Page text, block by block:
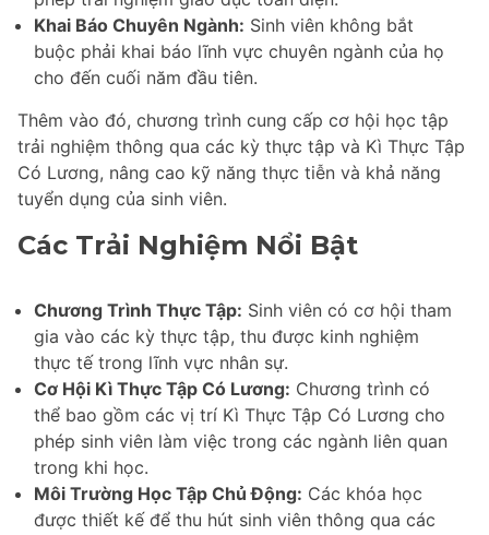
Khai Báo Chuyên Ngành: Sinh viên không bắt
buộc phải khai báo lĩnh vực chuyên ngành của họ
cho đến cuối năm đầu tiên.
Thêm vào đó, chương trình cung cấp cơ hội học tập
trải nghiệm thông qua các kỳ thực tập và Kì Thực Tập
Có Lương, nâng cao kỹ năng thực tiễn và khả năng
tuyển dụng của sinh viên.
Các Trải Nghiệm Nổi Bật
Chương Trình Thực Tập: Sinh viên có cơ hội tham
gia vào các kỳ thực tập, thu được kinh nghiệm
thực tế trong lĩnh vực nhân sự.
Cơ Hội Kì Thực Tập Có Lương: Chương trình có
thể bao gồm các vị trí Kì Thực Tập Có Lương cho
phép sinh viên làm việc trong các ngành liên quan
trong khi học.
Môi Trường Học Tập Chủ Động: Các khóa học
được thiết kế để thu hút sinh viên thông qua các